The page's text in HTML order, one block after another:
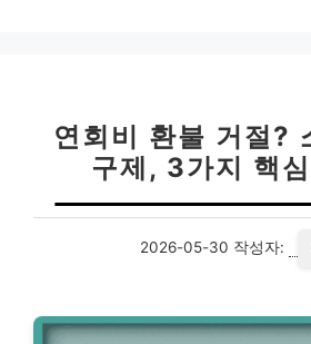
연회비 환불 거절?
구제, 3가지 핵
2026-05-30 작성자: